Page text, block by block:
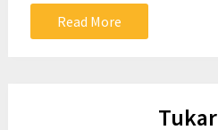
Read More